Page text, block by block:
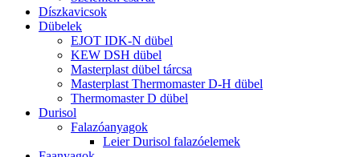
Díszkavicsok
Dübelek
EJOT IDK-N dübel
KEW DSH dübel
Masterplast dübel tárcsa
Masterplast Thermomaster D-H dübel
Thermomaster D dübel
Durisol
Falazóanyagok
Leier Durisol falazóelemek